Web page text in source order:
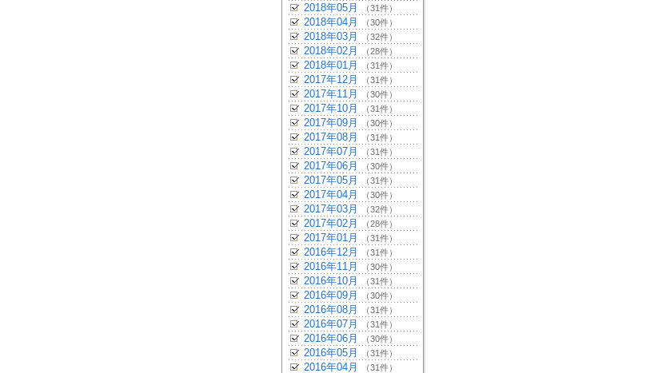
2018年05月 （31件）
2018年04月 （30件）
2018年03月 （32件）
2018年02月 （28件）
2018年01月 （31件）
2017年12月 （31件）
2017年11月 （30件）
2017年10月 （31件）
2017年09月 （30件）
2017年08月 （31件）
2017年07月 （31件）
2017年06月 （30件）
2017年05月 （31件）
2017年04月 （30件）
2017年03月 （32件）
2017年02月 （28件）
2017年01月 （31件）
2016年12月 （31件）
2016年11月 （30件）
2016年10月 （31件）
2016年09月 （30件）
2016年08月 （31件）
2016年07月 （31件）
2016年06月 （30件）
2016年05月 （31件）
2016年04月 （31件）